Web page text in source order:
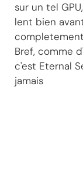
sur un tel
lent bien
Bref, comme
c'est Eternal
jamais